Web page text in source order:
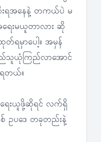
းရအနေနဲ့ တကယ်ပဲ မ
ေးမယူတာလား ဆို
ရမှာပေါ့။ အမှန်
သူယုံကြည်လာအောင်
ရတယ်။
ေးယူဖို့ဆိုရင် လက်ရှိ
ဥပဒေ တခုတည်းနဲ့